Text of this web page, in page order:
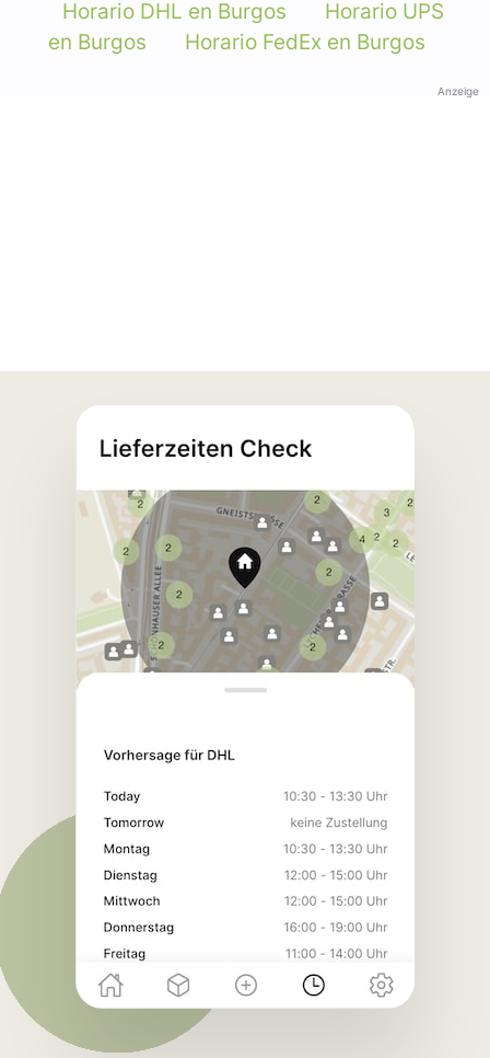
Horario DHL en Burgos
Horario UPS
en Burgos
Horario FedEx en Burgos
Anzeige